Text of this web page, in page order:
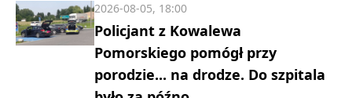
Policjant z Kowalewa
Pomorskiego pomógł przy
porodzie... na drodze. Do szpitala
2026-08-05, 18:00